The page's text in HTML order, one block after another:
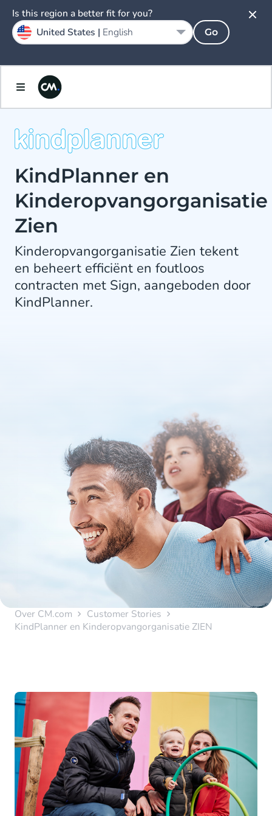
KindPlanner en
Kinderopvangorganisatie
Zien
Kinderopvangorganisatie Zien tekent
en beheert efficiënt en foutloos
contracten met Sign, aangeboden door
KindPlanner.
Over CM.com
Customer Stories
KindPlanner en Kinderopvangorganisatie ZIEN
Is this region a better fit for you?
United States | English Go